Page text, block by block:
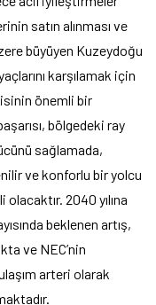
satın alınması ve
büyüyen Kuzeydoğu
karşılamak için
önemli bir
bölgedeki ray
sağlamada,
ve konforlu bir yolcu
2040 yılına
beklenen artış,
ve NEC’nin
arteri olarak